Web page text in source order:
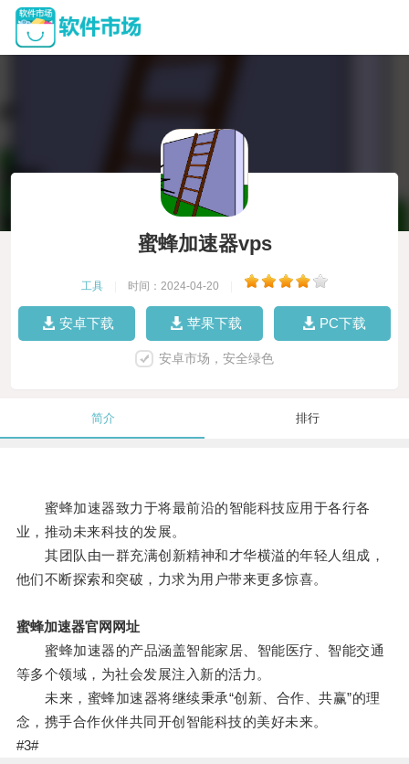
蜜蜂加速器vps
工具 时间：2024-04-20
安卓下载 苹果下载 PC下载
安卓市场，安全绿色
简介 排行
蜜蜂加速器致力于将最前沿的智能科技应用于各行各
业，推动未来科技的发展。
其团队由一群充满创新精神和才华横溢的年轻人组成，
他们不断探索和突破，力求为用户带来更多惊喜。
蜜蜂加速器官网网址
蜜蜂加速器的产品涵盖智能家居、智能医疗、智能交通
等多个领域，为社会发展注入新的活力。
未来，蜜蜂加速器将继续秉承“创新、合作、共赢”的理
念，携手合作伙伴共同开创智能科技的美好未来。
#3#